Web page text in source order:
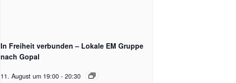
In Freiheit verbunden – Lokale EM Gruppe
nach Gopal
11. August um 19:00 - 20:30